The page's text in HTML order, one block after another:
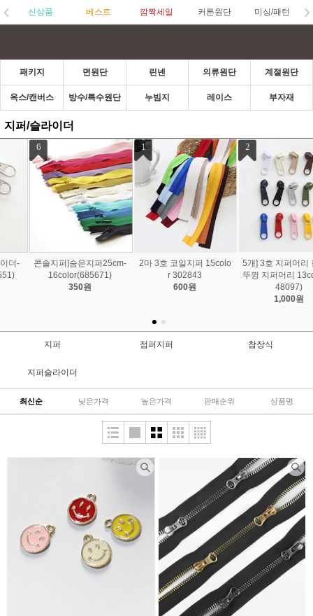
신상품 베스트 깜짝세일 커튼원단 미싱/패턴
패키지 면원단 린넨 의류원단 계절원단
옥스/캔버스 방수/특수원단 누빔지 레이스 부자재
지퍼/슬라이더
2마 3호 코일지퍼 15colo
r 302843
2
5개] 3호 지퍼머리 컬러캔
뚜껑 지퍼머리 13color (3
3
3마] 3호코일 New 컬러지
퍼 13color (348120)
1,700원
지퍼 점퍼지퍼 참장식
지퍼슬라이더
최신순 낮은가격 높은가격 판매순위 상품명